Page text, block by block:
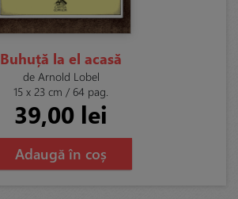
Buhuță la el acasă
de Arnold Lobel
15 x 23 cm / 64 pag.
39,00 lei
Adaugă în coș